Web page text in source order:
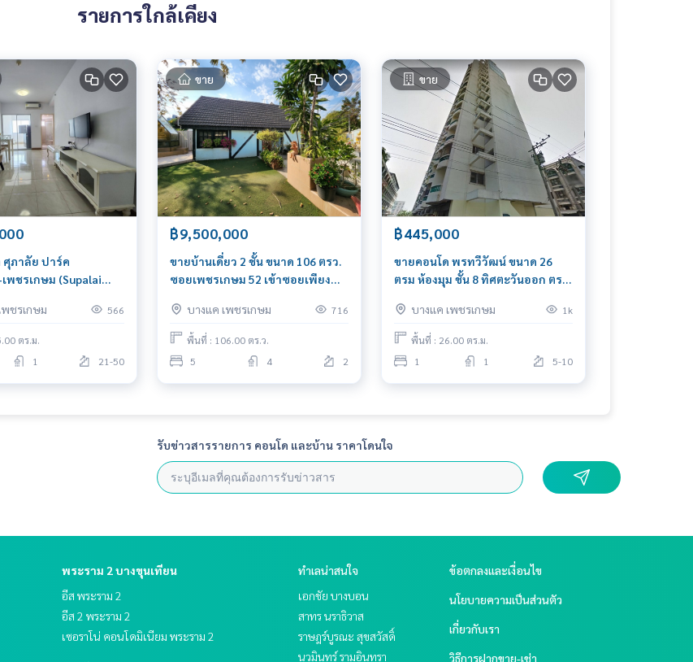
รายการใกล้เคียง
ศุภาลัย ปาร์ค
พชรเกษม (Supalai
งหว้า พร้อมเฟอร์ฯ ครบ
พชรเกษม 566
ตร.ม.
1 21-50
ขาย
฿9,500,000
ขายบ้านเดี่ยว 2 ชั้น ขนาด 106 ตรว.
ซอยเพชรเกษม 52 เข้าซอยเพียง
บางแค เพชรเกษม
716
พื้นที่ : 106.00 ตร.ว.
5
4 2
ขาย
฿445,000
ขายคอนโด พรทวีวัฒน์ ขนาด 26
ตรม ห้องมุม ชั้น 8 ทิศตะวันออก ตรง
บางแค เพชรเกษม
1k
พื้นที่ : 26.00 ตร.ม.
1
1 5-10
รับข่าวสารรายการ คอนโด และบ้าน ราคาโดนใจ
พระราม 2 บางขุนเทียน
อีส พระราม 2
อีส 2 พระราม 2
เซอราโน่ คอนโดมิเนียม พระราม 2
ทำเลน่าสนใจ
เอกชัย บางบอน
สาทร นราธิวาส
ราษฎร์บูรณะ สุขสวัสดิ์
นวมินทร์ รามอินทรา
ข้อตกลงและเงื่อนไข
นโยบายความเป็นส่วนตัว
เกี่ยวกับเรา
วิธีการฝากขาย-เช่า